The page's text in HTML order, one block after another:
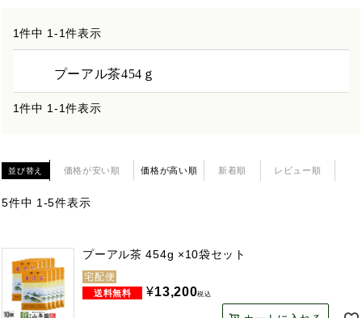
1件中 1-1件表示
プーアル茶454ｇ
1件中 1-1件表示
並び替え 価格が安い順 価格が高い順 新着順 レビュー順
5件中 1-5件表示
プーアル茶 454g ×10袋セット
宅配便
¥13,200税込